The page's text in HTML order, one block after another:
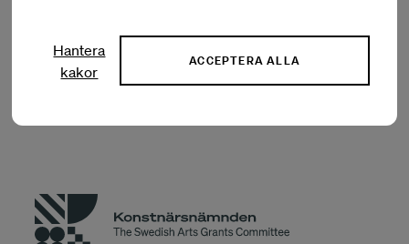
IASPIS tidigare expertbesök
Hantera
kakor
ACCEPTERA ALLA